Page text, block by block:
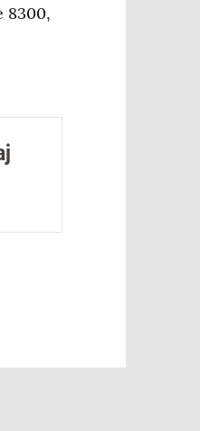
og
ture,
8300,